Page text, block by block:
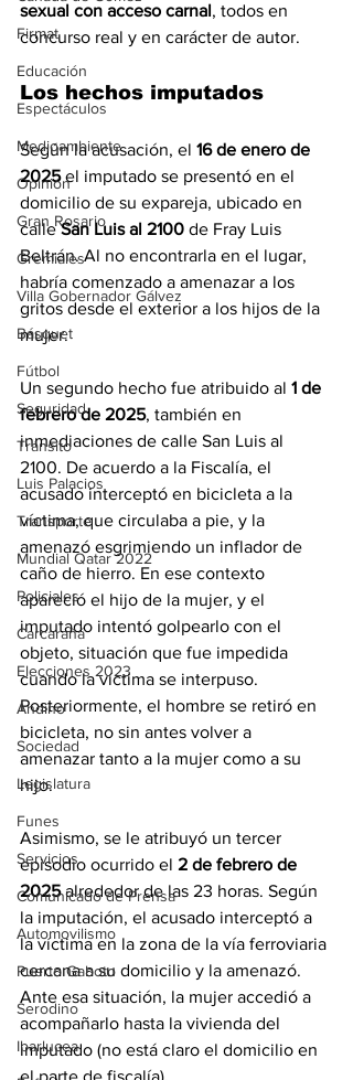
Firmat
Educación
Espectáculos
Medioambiente
Opinión
Gran Rosario
Gremiales
Villa Gobernador Gálvez
Básquet
Fútbol
Seguridad
Tránsito
Luis Palacios
Transporte
Mundial Qatar 2022
Policiales
Carcarañá
Elecciones 2023
Andino
Sociedad
Legislatura
Funes
Servicios
Comunicado de Prensa
Automovilismo
Puerto Gaboto
Serodino
Ibarlucea
sexual con acceso carnal, todos en
concurso real y en carácter de autor.
Los hechos imputados
Según la acusación, el 16 de enero de
2025 el imputado se presentó en el
domicilio de su expareja, ubicado en
calle San Luis al 2100 de Fray Luis
Beltrán. Al no encontrarla en el lugar,
habría comenzado a amenazar a los
gritos desde el exterior a los hijos de la
mujer.
Un segundo hecho fue atribuido al 1 de
febrero de 2025, también en
inmediaciones de calle San Luis al
2100. De acuerdo a la Fiscalía, el
acusado interceptó en bicicleta a la
víctima, que circulaba a pie, y la
amenazó esgrimiendo un inflador de
caño de hierro. En ese contexto
apareció el hijo de la mujer, y el
imputado intentó golpearlo con el
objeto, situación que fue impedida
cuando la víctima se interpuso.
Posteriormente, el hombre se retiró en
bicicleta, no sin antes volver a
amenazar tanto a la mujer como a su
hijo.
Asimismo, se le atribuyó un tercer
episodio ocurrido el 2 de febrero de
2025 alrededor de las 23 horas. Según
la imputación, el acusado interceptó a
la víctima en la zona de la vía ferroviaria
cercana a su domicilio y la amenazó.
Ante esa situación, la mujer accedió a
acompañarlo hasta la vivienda del
imputado (no está claro el domicilio en